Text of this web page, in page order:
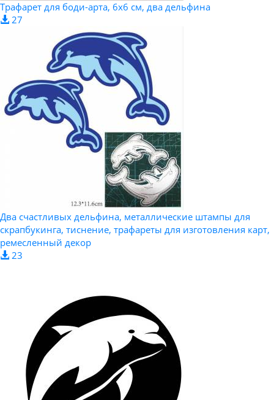
Трафарет для боди-арта, 6х6 см, два дельфина
27
Два счастливых дельфина, металлические штампы для
скрапбукинга, тиснение, трафареты для изготовления карт,
ремесленный декор
23